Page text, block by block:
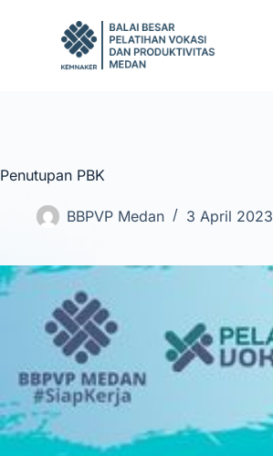
o
n
Penutupan PBK
BBPVP Medan 3 April 2023